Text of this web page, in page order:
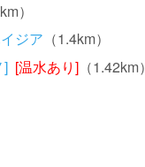
）
ジア （1.4km）
] [温水あり] （1.42km）